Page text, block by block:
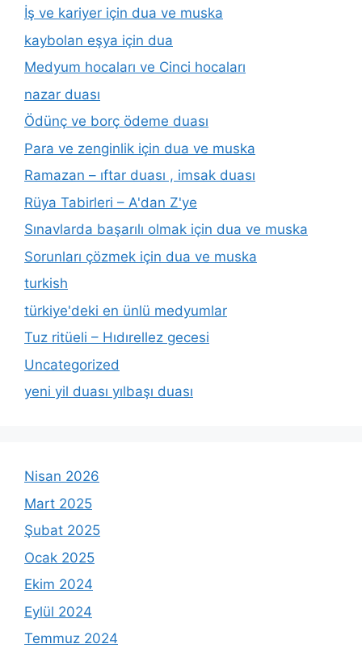
İş ve kariyer için dua ve muska
kaybolan eşya için dua
Medyum hocaları ve Cinci hocaları
nazar duası
Ödünç ve borç ödeme duası
Para ve zenginlik için dua ve muska
Ramazan – ıftar duası , imsak duası
Rüya Tabirleri – A'dan Z'ye
Sınavlarda başarılı olmak için dua ve muska
Sorunları çözmek için dua ve muska
turkish
türkiye'deki en ünlü medyumlar
Tuz ritüeli – Hıdırellez gecesi
Uncategorized
yeni yil duası yılbaşı duası
Nisan 2026
Mart 2025
Şubat 2025
Ocak 2025
Ekim 2024
Eylül 2024
Temmuz 2024